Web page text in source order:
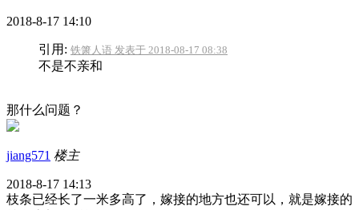
2018-8-17 14:10
引用: 铁箫人语 发表于 2018-08-17 08:38
不是不亲和
那什么问题？
jiang571 楼主
2018-8-17 14:13
枝条已经长了一米多高了，嫁接的地方也还可以，就是嫁接的